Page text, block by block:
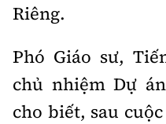
Riêng.
Phó Giáo sư,
chủ nhiệm Dự
cho biết, sau